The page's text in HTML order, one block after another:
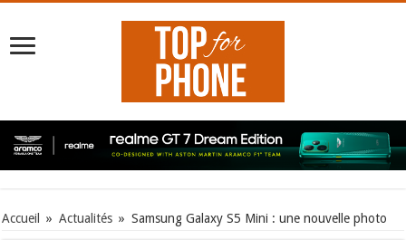
Accueil » Actualités » Samsung Galaxy S5 Mini : une nouvelle photo